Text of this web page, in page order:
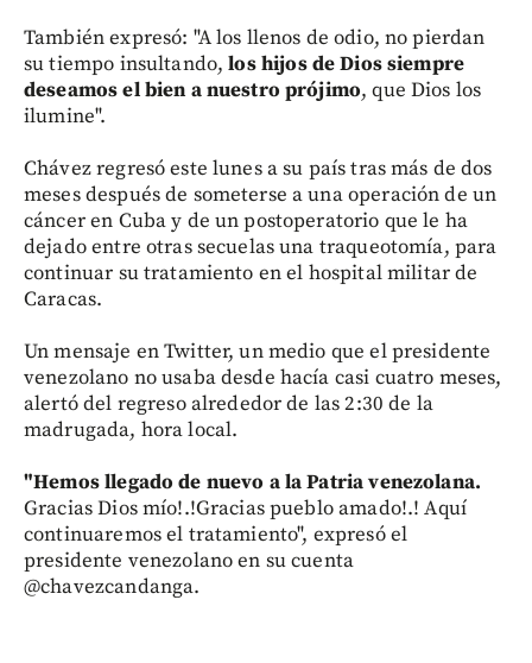
También expresó: "A los llenos de odio, no pierdan
su tiempo insultando,los hijos de Dios siempre
deseamos el bien a nuestro prójimo, que Dios los
ilumine".
Chávez regresó este lunes a su país tras más de dos
meses después de someterse a una operación de un
cáncer en Cuba y de un postoperatorio que le ha
dejado entre otras secuelas una traqueotomía, para
continuar su tratamiento en el hospital militar de
Caracas.
Un mensaje en Twitter, un medio que el presidente
venezolano no usaba desde hacía casi cuatro meses,
alertó del regreso alrededor de las 2:30 de la
madrugada, hora local.
"Hemos llegado de nuevo a la Patria venezolana.
Gracias Dios mío!.!Gracias pueblo amado!.! Aquí
continuaremos el tratamiento", expresó el
presidente venezolano en su cuenta
@chavezcandanga.